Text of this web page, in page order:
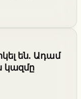
են. Ադամ
կազմը